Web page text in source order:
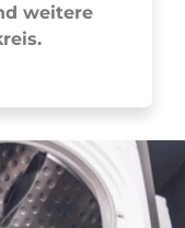
weitere